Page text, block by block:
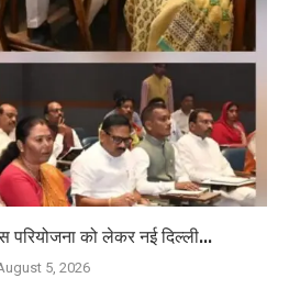
को लेकर नई दिल्ली...
5, 2026